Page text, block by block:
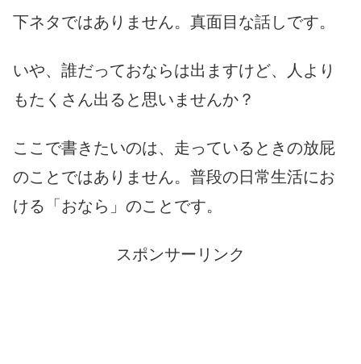
下ネタではありません。真面目な話しです。
いや、誰だっておならは出ますけど、人より
もたくさん出ると思いませんか？
ここで書きたいのは、走っているときの放屁
のことではありません。普段の日常生活にお
ける「おなら」のことです。
スポンサーリンク